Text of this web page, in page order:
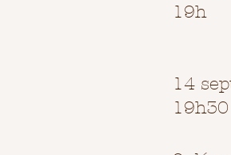
19h
14
19h30